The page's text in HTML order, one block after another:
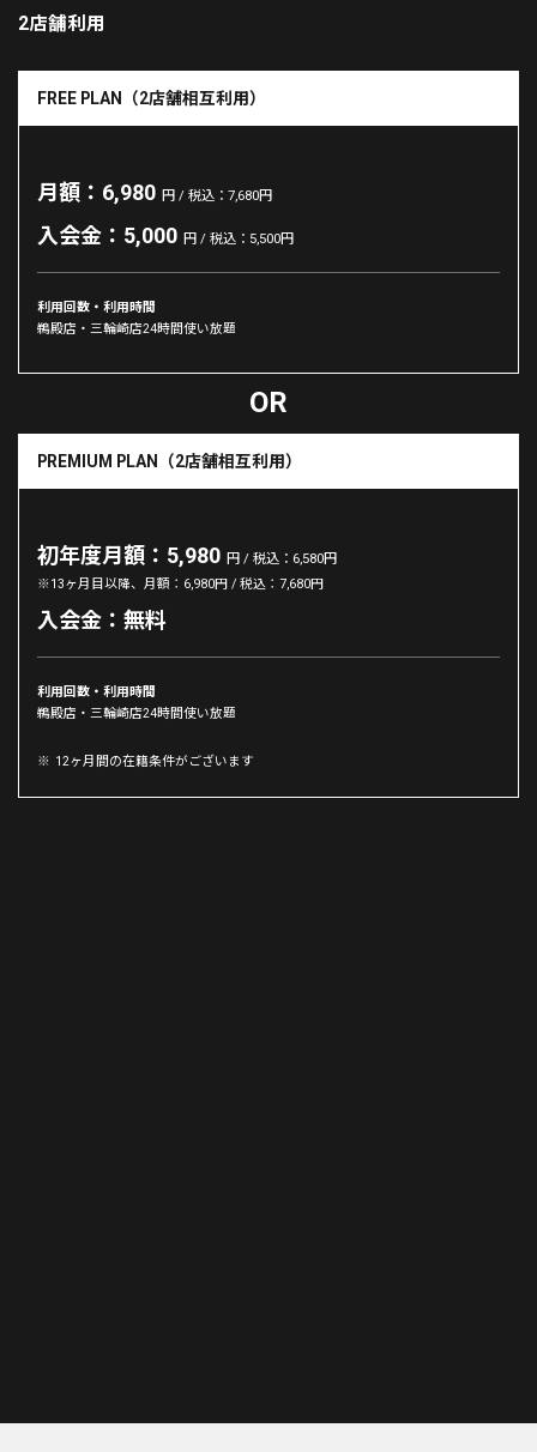
2店舗利用
FREE PLAN（2店舗相互利用）
月額：6,980 円 / 税込：7,680円
入会金：5,000 円 / 税込：5,500円
利用回数・利用時間
鵜殿店・三輪崎店24時間使い放題
PREMIUM PLAN（2店舗相互利用）
初年度月額：5,980 円 / 税込：6,580円
※13ヶ月目以降、月額：6,980円 / 税込：7,680円
入会金：無料
利用回数・利用時間
鵜殿店・三輪崎店24時間使い放題
12ヶ月間の在籍条件がございます